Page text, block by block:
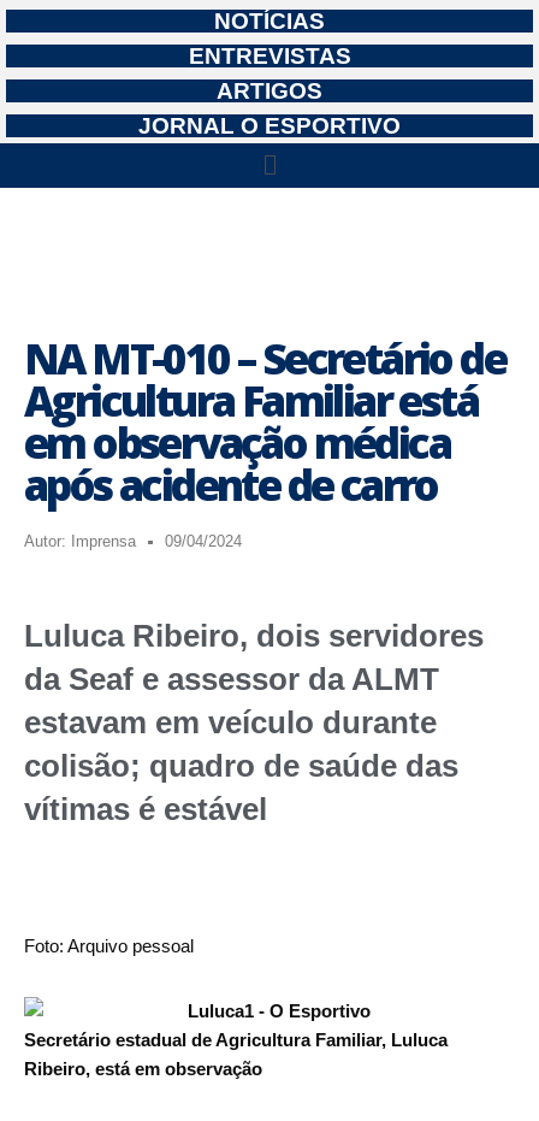
NOTÍCIAS
ENTREVISTAS
ARTIGOS
JORNAL O ESPORTIVO
NA MT-010 – Secretário de
Agricultura Familiar está
em observação médica
após acidente de carro
Autor: Imprensa 09/04/2024
Luluca Ribeiro, dois servidores
da Seaf e assessor da ALMT
estavam em veículo durante
colisão; quadro de saúde das
vítimas é estável
Foto: Arquivo pessoal
Secretário estadual de Agricultura Familiar, Luluca
Ribeiro, está em observação